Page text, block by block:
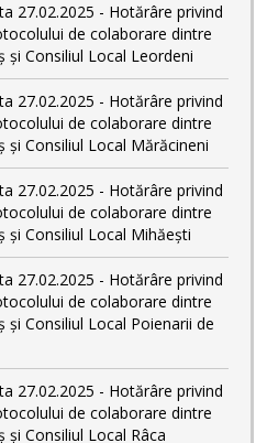
27.02.2025 - Hotărâre privind
de colaborare dintre
și Consiliul Local Leordeni
27.02.2025 - Hotărâre privind
de colaborare dintre
și Consiliul Local Mărăcineni
27.02.2025 - Hotărâre privind
de colaborare dintre
și Consiliul Local Mihăești
27.02.2025 - Hotărâre privind
de colaborare dintre
și Consiliul Local Poienarii de
27.02.2025 - Hotărâre privind
de colaborare dintre
și Consiliul Local Râca